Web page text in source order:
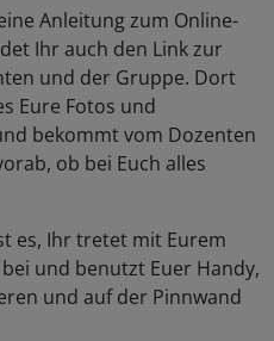
Anleitung zum Online-
Ihr auch den Link zur
und der Gruppe. Dort
Eure Fotos und
bekommt vom Dozenten
ob bei Euch alles
es, Ihr tretet mit Eurem
und benutzt Euer Handy,
und auf der Pinnwand